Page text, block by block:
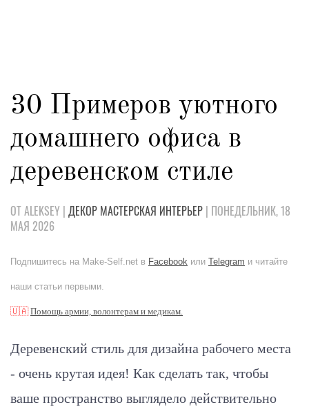
30 Примеров уютного
домашнего офиса в
деревенском стиле
ОТ ALEKSEY | ДЕКОР МАСТЕРСКАЯ ИНТЕРЬЕР | ПОНЕДЕЛЬНИК, 18
МАЯ 2026
Подпишитесь на Make-Self.net в Facebook или Telegram и читайте
наши статьи первыми.
🇺🇦Помощь армии, волонтерам и медикам.
Деревенский стиль для дизайна рабочего места
- очень крутая идея! Как сделать так, чтобы
ваше пространство выглядело действительно